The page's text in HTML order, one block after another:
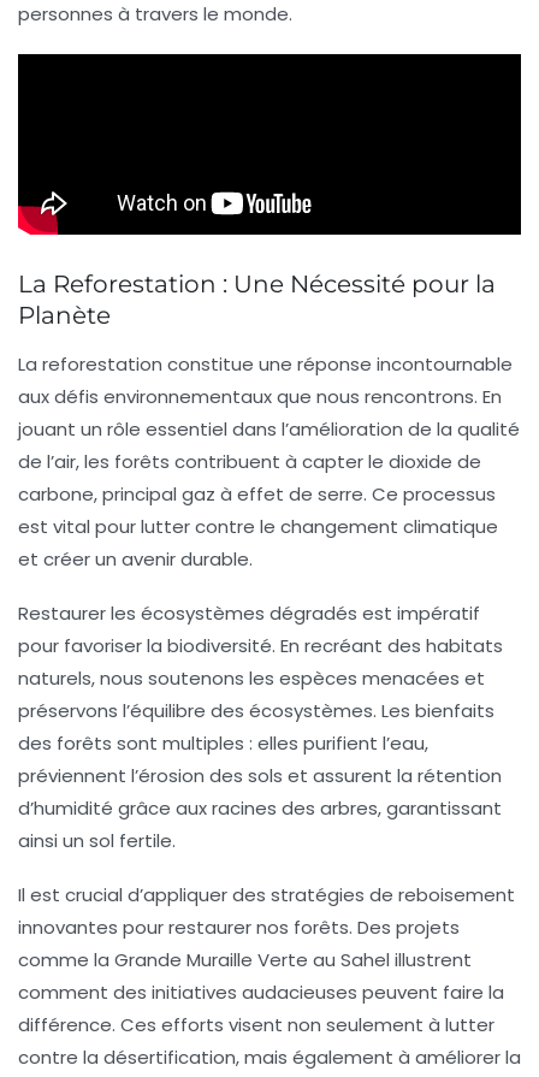
personnes à travers le monde.
La Reforestation : Une Nécessité pour la
Planète
La reforestation constitue une réponse incontournable
aux défis environnementaux que nous rencontrons. En
jouant un rôle essentiel dans l’amélioration de la qualité
de l’air, les forêts contribuent à capter le dioxide de
carbone, principal gaz à effet de serre. Ce processus
est vital pour lutter contre le changement climatique
et créer un avenir durable.
Restaurer les écosystèmes dégradés est impératif
pour favoriser la biodiversité. En recréant des habitats
naturels, nous soutenons les espèces menacées et
préservons l’équilibre des écosystèmes. Les bienfaits
des forêts sont multiples : elles purifient l’eau,
préviennent l’érosion des sols et assurent la rétention
d’humidité grâce aux racines des arbres, garantissant
ainsi un sol fertile.
Il est crucial d’appliquer des stratégies de reboisement
innovantes pour restaurer nos forêts. Des projets
comme la Grande Muraille Verte au Sahel illustrent
comment des initiatives audacieuses peuvent faire la
différence. Ces efforts visent non seulement à lutter
contre la désertification, mais également à améliorer la